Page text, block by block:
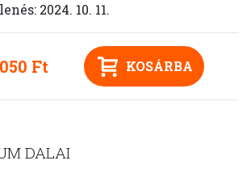
2024. 10. 11.
Ft KOSÁRBA
DALAI